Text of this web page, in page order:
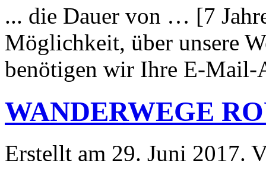
... die Dauer von … [7
Möglichkeit, über unsere
benötigen wir Ihre E-Mail-
WANDERWEGE
Erstellt am 29. Juni 2017.